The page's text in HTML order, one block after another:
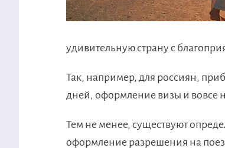
удивительную страну с
Так, например, для россиян,
дней, оформление визы и вовсе
Тем не менее, существуют
оформление разрешения на